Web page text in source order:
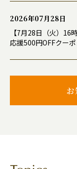
2026年07月28日
【7月28日（火）16
応援500円OFFクー
お